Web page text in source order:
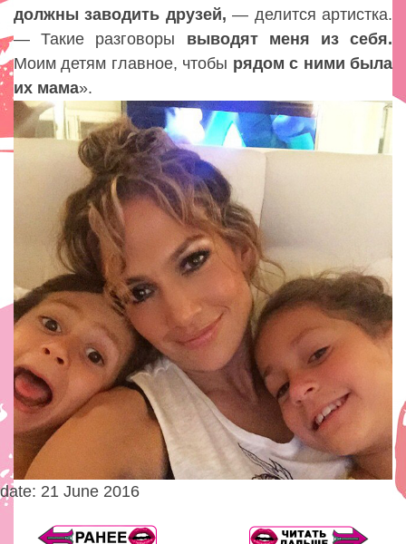
должны заводить друзей, — делится артистка.
— Такие разговоры выводят меня из себя.
Моим детям главное, чтобы рядом с ними была
их мама».
date: 21 June 2016